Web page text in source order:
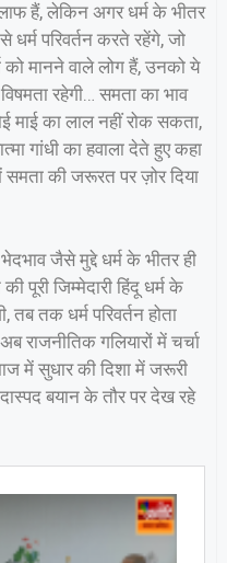
हैं, लेकिन अगर धर्म के भीतर
धर्म परिवर्तन करते रहेंगे, जो
को मानने वाले लोग हैं, उनको ये
रहेगी… समता का भाव
माई का लाल नहीं रोक सकता,
गांधी का हवाला देते हुए कहा
समता की जरूरत पर ज़ोर दिया
जैसे मुद्दे धर्म के भीतर ही
पूरी जिम्मेदारी हिंदू धर्म के
तक धर्म परिवर्तन होता
राजनीतिक गलियारों में चर्चा
में सुधार की दिशा में जरूरी
बयान के तौर पर देख रहे